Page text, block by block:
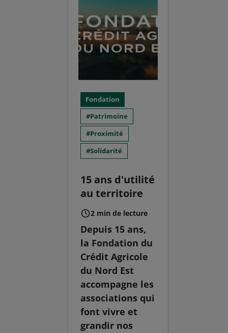
Fondation
Patrimoine
Proximité
Solidarité
15 ans d'utilité
au territoire
2 min de lecture
Depuis 15 ans,
la Fondation du
Crédit Agricole
du Nord Est
accompagne les
associations qui
font vivre et
grandir nos